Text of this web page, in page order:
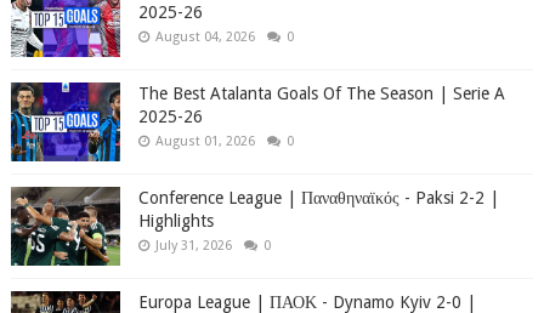
2025-26
August 04, 2026 0
The Best Atalanta Goals Of The Season | Serie A
2025-26
August 01, 2026 0
Conference League | Παναθηναϊκός - Paksi 2-2 |
Highlights
July 31, 2026 0
Europa League | ΠΑΟΚ - Dynamo Kyiv 2-0 |